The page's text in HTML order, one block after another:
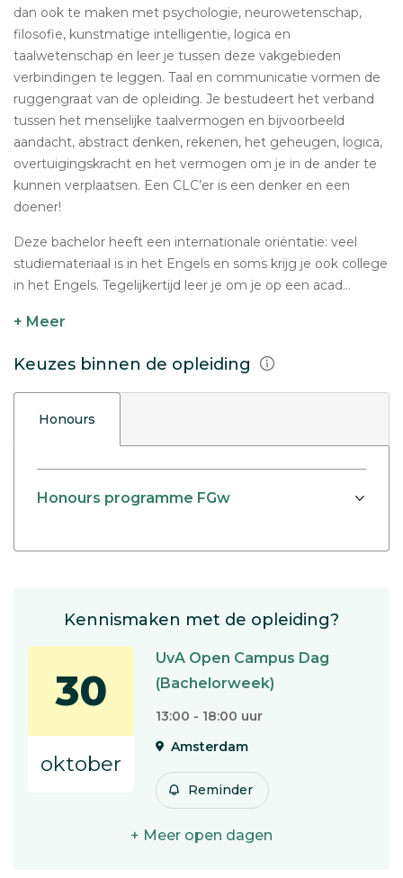
dan ook te maken met psychologie, neurowetenschap,
filosofie, kunstmatige intelligentie, logica en
taalwetenschap en leer je tussen deze vakgebieden
verbindingen te leggen. Taal en communicatie vormen de
ruggengraat van de opleiding. Je bestudeert het verband
tussen het menselijke taalvermogen en bijvoorbeeld
aandacht, abstract denken, rekenen, het geheugen, logica,
overtuigingskracht en het vermogen om je in de ander te
kunnen verplaatsen. Een CLC’er is een denker en een
doener!
Deze bachelor heeft een internationale oriëntatie: veel
studiemateriaal is in het Engels en soms krijg je ook college
in het Engels. Tegelijkertijd leer je om je op een acad...
+ Meer
Keuzes binnen de opleiding
Honours
Honours programme FGw
Kennismaken met de opleiding?
30
oktober
UvA Open Campus Dag
(Bachelorweek)
13:00 - 18:00 uur
Amsterdam
Reminder
+ Meer open dagen